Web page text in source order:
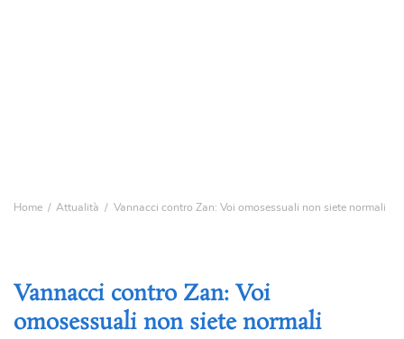
Home Attualità Vannacci contro Zan: Voi omosessuali non siete normali
Vannacci contro Zan: Voi
omosessuali non siete normali